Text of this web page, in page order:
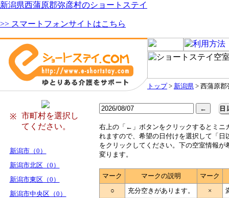
新潟県西蒲原郡弥彦村のショートステイ
>> スマートフォンサイトはこちら
トップ> 新潟県 > 西蒲原郡
※
市町村を選択し
てください。
新潟市（0）
新潟市北区（0）
新潟市東区（0）
新潟市中央区（0）
右上の「←」ボタンをクリックするとミニ
れますので、希望の日付けを選択して「日
をクリックしてください。下の空室情報が
変ります。
マーク マークの説明
マーク
○
充分空きがあります。 ×